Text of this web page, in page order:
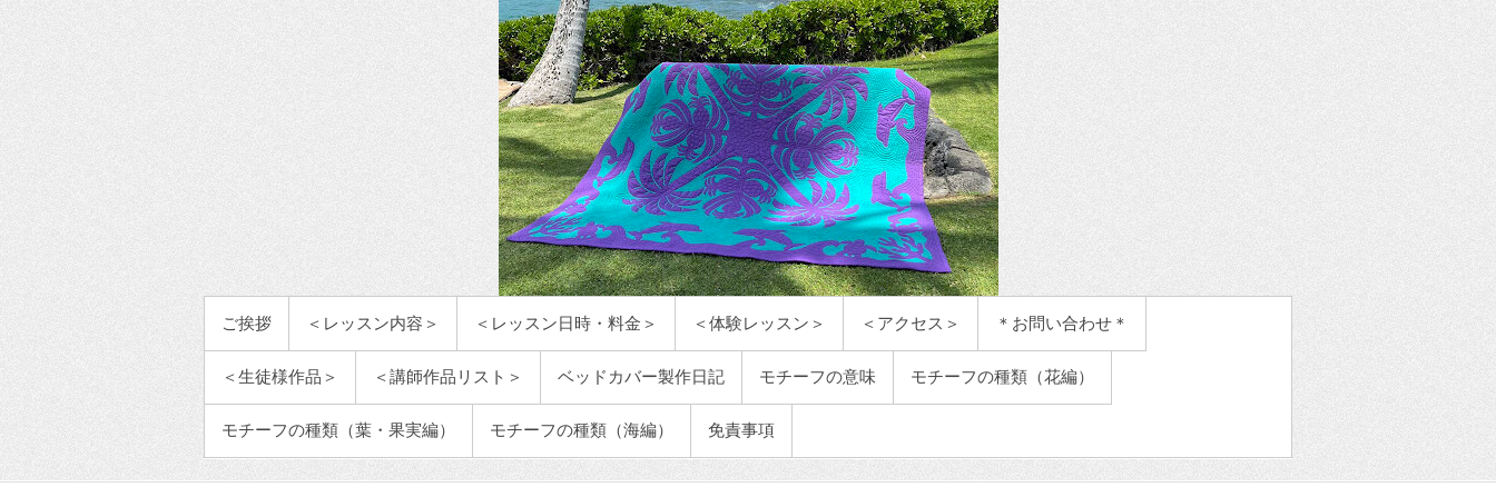
メインメニュー
ご挨拶 ＜レッスン内容＞ ＜レッスン日時・料金＞ ＜体験レッスン＞ ＜アクセス＞ ＊お問い合わせ＊
＜生徒様作品＞ ＜講師作品リスト＞ ベッドカバー製作日記 モチーフの意味 モチーフの種類（花編）
モチーフの種類（葉・果実編） モチーフの種類（海編） 免責事項